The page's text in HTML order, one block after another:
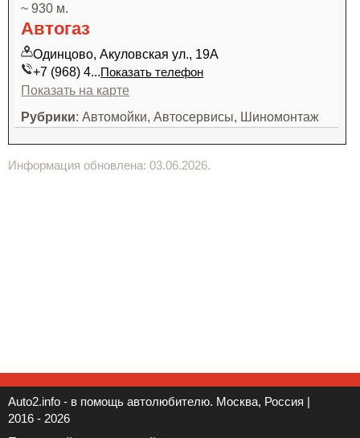
~ 930 м.
Автогаз
Одинцово, Акуловская ул., 19А
+7 (968) 4...Показать телефон
Показать на карте
Рубрики: Автомойки, Автосервисы, Шиномонтаж
Информация обновлена: 03.06.2026.
Auto2.info - в помощь автолюбителю. Москва, Россия |
2016 - 2026